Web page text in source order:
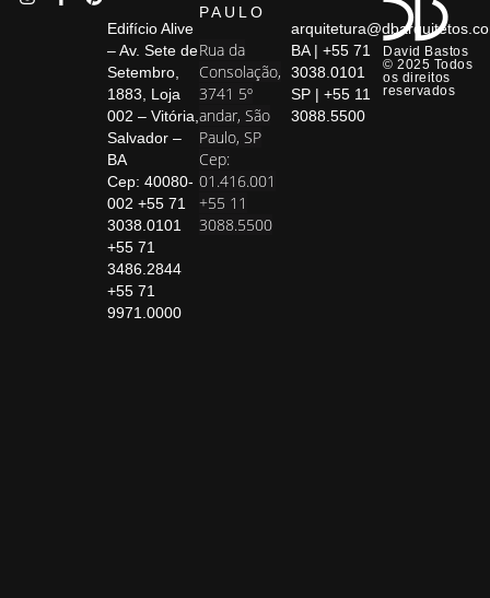
David Bastos
© 2025 Todos
os direitos
reservados
Edifício Alive
– Av. Sete de
Setembro,
1883, Loja
002 – Vitória,
Salvador –
BA
Cep: 40080-
002 +55 71
3038.0101
+55 71
3486.2844
+55 71
9971.0000
PAULO
Rua da
Consolação,
3741 5º
andar, São
Paulo, SP
Cep:
01.416.001
+55 11
3088.5500
BA | +55 71
3038.0101
SP | +55 11
3088.5500